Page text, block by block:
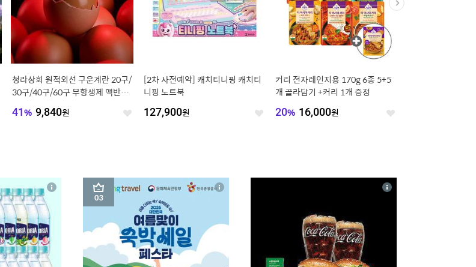
청라상회 원적외선 구운계란 20구/
30구/40구/60구 무항생제 맥반석
41% 9,840원 좋
[2차 사전예약] 캐치티니핑 캐치티
니핑 노트북
127,900원 좋
커리 전자레인지용 170g 6종 5+5
개 골라담기 +커리 1개 증정
20% 16,000원 좋
상
3
상
4
상